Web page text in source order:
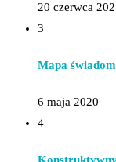
20 czerwca
3
Mapa
6 maja 2020
4